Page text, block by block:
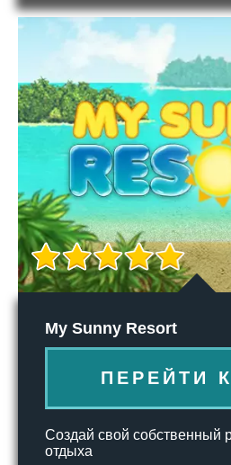
My Sunny Resort
ПЕРЕЙТИ
Создай свой собственный
отдыха